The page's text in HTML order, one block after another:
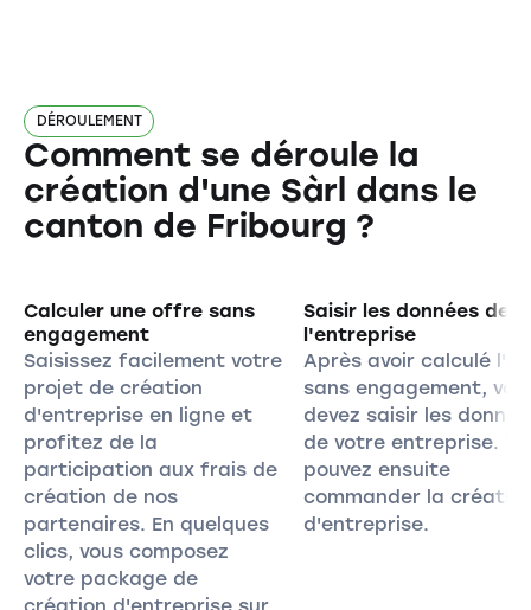
DÉROULEMENT
Comment se déroule la
création d'une Sàrl dans le
canton de Fribourg ?
Calculer une offre sans
engagement
Saisissez facilement votre
projet de création
d'entreprise en ligne et
profitez de la
participation aux frais de
création de nos
partenaires. En quelques
clics, vous composez
votre package de
Saisir les données de
l'entreprise
Après avoir calculé
sans engagement,
devez saisir les
de votre entreprise.
pouvez ensuite
commander la
d'entreprise.